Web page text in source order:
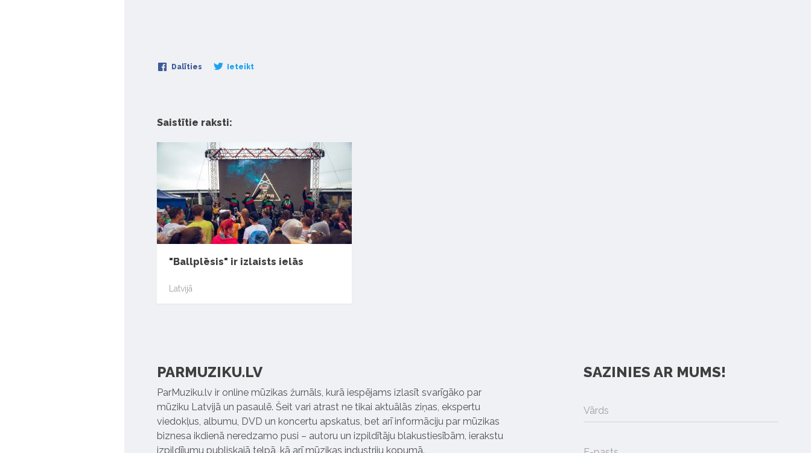
Dalīties Ieteikt
Saistītie raksti:
"Ballplēsis" ir izlaists ielās
Latvijā
PARMUZIKU.LV
ParMuziku.lv ir online mūzikas žurnāls, kurā iespējams izlasīt svarīgāko par
mūziku Latvijā un pasaulē. Šeit vari atrast ne tikai aktuālās ziņas, ekspertu
viedokļus, albumu, DVD un koncertu apskatus, bet arī informāciju par mūzikas
biznesa ikdienā neredzamo pusi – autoru un izpildītāju blakustiesībām, ierakstu
izpildījumu publiskajā telpā, kā arī mūzikas industriju kopumā.
SAZINIES AR MUMS!
Vārds